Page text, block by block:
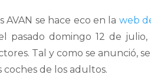
AVAN se hace eco en la web
pasado domingo 12 de
Tal y como se anunció,
coches de los adultos.